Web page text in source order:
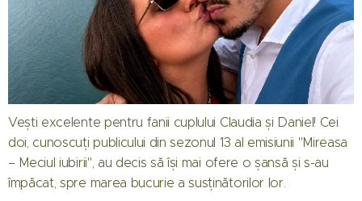
Vești excelente pentru fanii cuplului Claudia și Daniel! Cei
doi, cunoscuți publicului din sezonul 13 al emisiunii "Mireasa
– Meciul iubirii", au decis să își mai ofere o șansă și s-au
împăcat, spre marea bucurie a susținătorilor lor.